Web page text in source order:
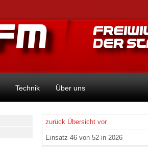
Technik Über uns
zurück Übersicht vor
Einsatz 46 von 52 in 2026